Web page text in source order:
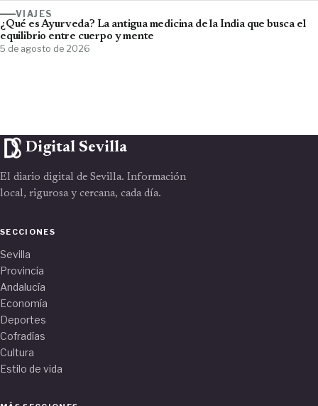
VIAJES
¿Qué es Ayurveda? La antigua medicina de la India que busca el
equilibrio entre cuerpo y mente
5 de agosto de 2026
Digital Sevilla
El diario digital de Sevilla. Información
local, rigurosa y cercana, cada día.
SECCIONES
Sevilla
Provincia
Andalucía
Economía
Deportes
Cofradías
Cultura
Estilo de vida